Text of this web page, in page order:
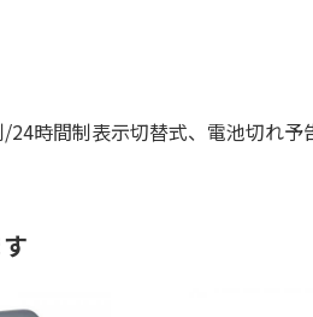
時間制表示切替式、電池切れ予